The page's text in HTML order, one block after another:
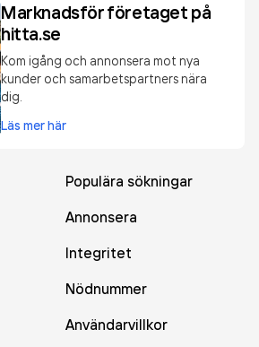
Marknadsför företaget på
hitta.se
Kom igång och annonsera mot nya
kunder och samarbetspartners nära
dig.
Läs mer här
Populära sökningar
Annonsera
Integritet
Nödnummer
Användarvillkor